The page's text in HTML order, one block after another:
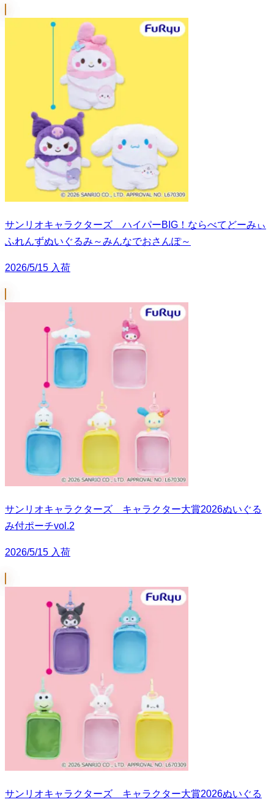
サンリオキャラクターズ ハイパーBIG！ならべてどーみぃ
ふれんずぬいぐるみ～みんなでおさんぽ～
2026/5/15 入荷
サンリオキャラクターズ キャラクター大賞2026ぬいぐる
み付ポーチvol.2
2026/5/15 入荷
サンリオキャラクターズ キャラクター大賞2026ぬいぐる